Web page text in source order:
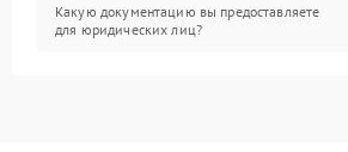
Какую документацию вы предоставляете
для юридических лиц?